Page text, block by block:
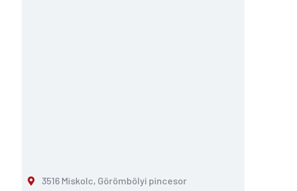
3516 Miskolc, Görömbölyi pincesor